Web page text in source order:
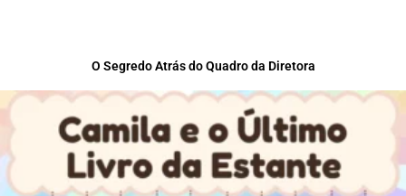
O Segredo Atrás do Quadro da Diretora